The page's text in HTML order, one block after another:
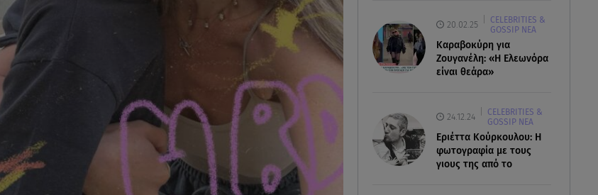
20.02.25
CELEBRITIES &
GOSSIP ΝΕΑ
Καραβοκύρη για
Ζουγανέλη: «Η Ελεωνόρα
είναι θεάρα»
24.12.24
CELEBRITIES &
GOSSIP ΝΕΑ
Εριέττα Κούρκουλου: Η
φωτογραφία με τους
γιους της από το